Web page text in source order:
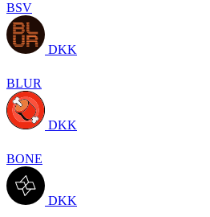
BSV
DKK
BLUR
DKK
BONE
DKK